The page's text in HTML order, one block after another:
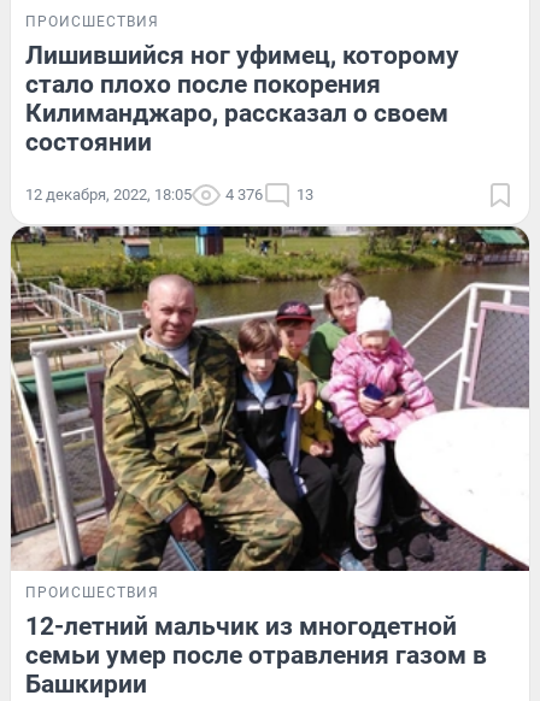
ПРОИСШЕСТВИЯ
Лишившийся ног уфимец, которому
стало плохо после покорения
Килиманджаро, рассказал о своем
состоянии
12 декабря, 2022, 18:05 4 376 13
ПРОИСШЕСТВИЯ
12-летний мальчик из многодетной
семьи умер после отравления газом в
Башкирии